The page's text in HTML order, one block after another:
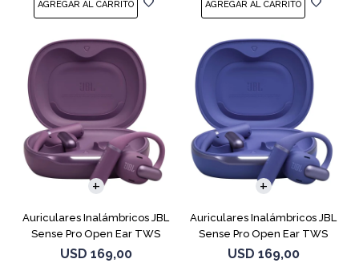
Auriculares Inalámbricos JBL
Sense Pro Open Ear TWS
Purple
USD 169,00
Auriculares Inalámbricos JBL
Sense Pro Open Ear TWS
Azul
USD 169,00